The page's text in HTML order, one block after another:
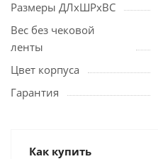
Размеры ДЛхШРхВС
Вес без чековой
ленты
Цвет корпуса
Гарантия
Как купить